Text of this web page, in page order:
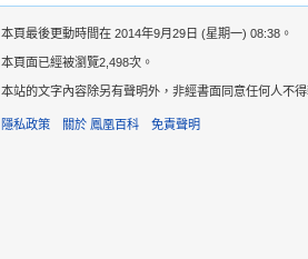
本頁最後更動時間在 2014年9月29日 (星期一) 08:38。
本頁面已經被瀏覽2,498次。
本站的文字內容除另有聲明外，非經書面同意任何人不
隱私政策 關於 鳳凰百科 免責聲明